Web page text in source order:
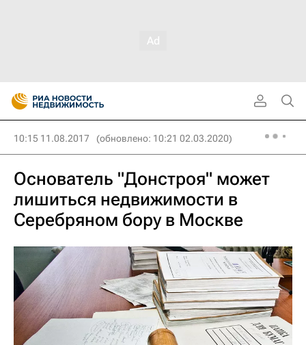
10:15 11.08.2017 (обновлено: 10:21 02.03.2020)
Основатель "Донстроя" может
лишиться недвижимости в
Серебряном бору в Москве